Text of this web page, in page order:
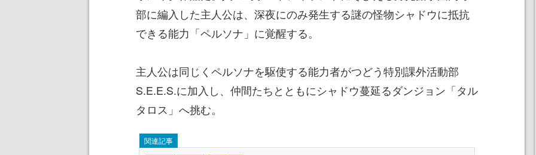
部に編入した主人公は、深夜にのみ発生する謎の怪物シャドウに抵抗
できる能力「ペルソナ」に覚醒する。
主人公は同じくペルソナを駆使する能力者がつどう特別課外活動部
S.E.E.S.に加入し、仲間たちとともにシャドウ蔓延るダンジョン「タル
タロス」へ挑む。
関連記事